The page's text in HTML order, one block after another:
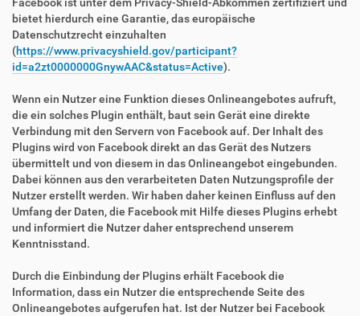
Facebook ist unter dem Privacy-Shield-Abkommen zertifiziert und
bietet hierdurch eine Garantie, das europäische
Datenschutzrecht einzuhalten
(https://www.privacyshield.gov/participant?
id=a2zt0000000GnywAAC&status=Active).
Wenn ein Nutzer eine Funktion dieses Onlineangebotes aufruft,
die ein solches Plugin enthält, baut sein Gerät eine direkte
Verbindung mit den Servern von Facebook auf. Der Inhalt des
Plugins wird von Facebook direkt an das Gerät des Nutzers
übermittelt und von diesem in das Onlineangebot eingebunden.
Dabei können aus den verarbeiteten Daten Nutzungsprofile der
Nutzer erstellt werden. Wir haben daher keinen Einfluss auf den
Umfang der Daten, die Facebook mit Hilfe dieses Plugins erhebt
und informiert die Nutzer daher entsprechend unserem
Kenntnisstand.
Durch die Einbindung der Plugins erhält Facebook die
Information, dass ein Nutzer die entsprechende Seite des
Onlineangebotes aufgerufen hat. Ist der Nutzer bei Facebook